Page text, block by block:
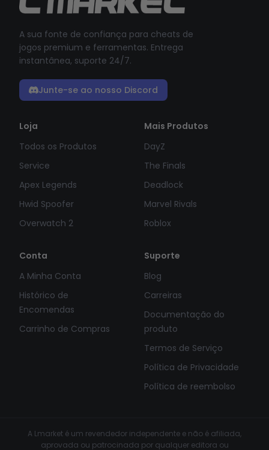
A sua fonte de confiança para cheats de
jogos premium e ferramentas. Entrega
instantânea, suporte 24/7.
Junte-se ao nosso Discord
Loja
Todos os Produtos
Service
Apex Legends
Hwid Spoofer
Overwatch 2
Mais Produtos
DayZ
The Finals
Deadlock
Marvel Rivals
Roblox
Conta
A Minha Conta
Histórico de
Encomendas
Carrinho de Compras
Suporte
Blog
Carreiras
Documentação do
produto
Termos de Serviço
Política de Privacidade
Política de reembolso
A Lmarket é um revendedor independente e não é afiliada,
aprovada ou patrocinada por qualquer editora ou